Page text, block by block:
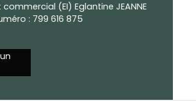
(EI) Eglantine JEANNE
: 799 616 875